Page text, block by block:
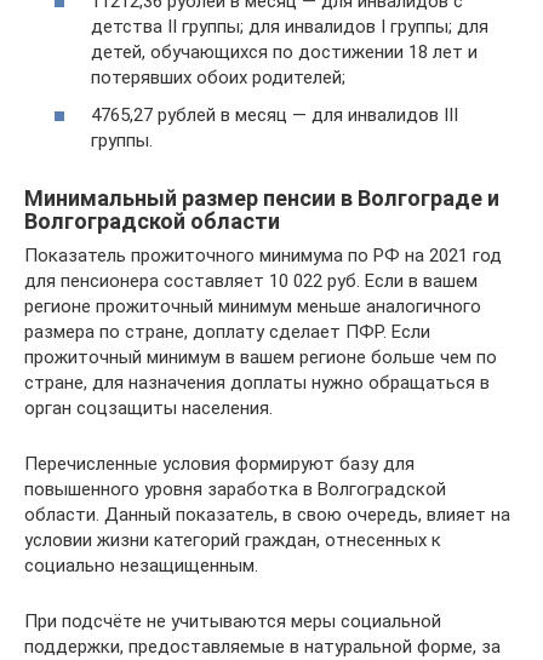
детства II группы; для инвалидов I группы; для
детей, обучающихся по достижении 18 лет и
потерявших обоих родителей;
4765,27 рублей в месяц — для инвалидов III
группы.
Минимальный размер пенсии в Волгограде и
Волгоградской области
Показатель прожиточного минимума по РФ на 2021 год
для пенсионера составляет 10 022 руб. Если в вашем
регионе прожиточный минимум меньше аналогичного
размера по стране, доплату сделает ПФР. Если
прожиточный минимум в вашем регионе больше чем по
стране, для назначения доплаты нужно обращаться в
орган соцзащиты населения.
Перечисленные условия формируют базу для
повышенного уровня заработка в Волгоградской
области. Данный показатель, в свою очередь, влияет на
условии жизни категорий граждан, отнесенных к
социально незащищенным.
При подсчёте не учитываются меры социальной
поддержки, предоставляемые в натуральной форме, за